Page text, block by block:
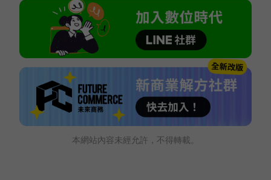
本網站內容未經允許，不得轉載。